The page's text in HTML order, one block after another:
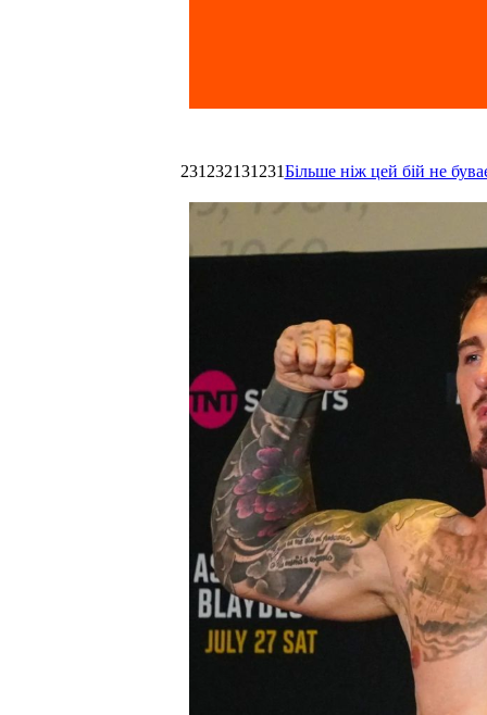
231232131231Більше ніж цей бій не